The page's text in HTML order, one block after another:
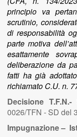
principio va
scrutinio,
di responsabilità
parte motiva
esattamente
deliberazione da
fatti ha già
richiamato C.U. n.
Decisione
0026/TFN - SD del
Impugnazione –